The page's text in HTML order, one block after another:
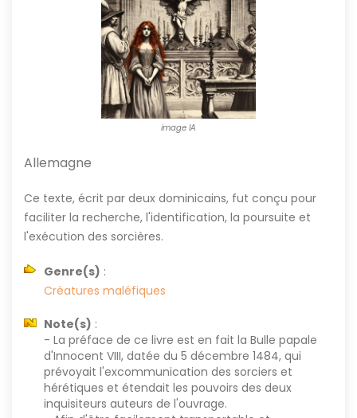
image IA
Allemagne
Ce texte, écrit par deux dominicains, fut conçu pour
faciliter la recherche, l'identification, la poursuite et
l'exécution des sorcières.
Genre(s) :
Créatures maléfiques
Note(s) :
- La préface de ce livre est en fait la Bulle papale
d'Innocent VIII, datée du 5 décembre 1484, qui
prévoyait l'excommunication des sorciers et
hérétiques et étendait les pouvoirs des deux
inquisiteurs auteurs de l'ouvrage.